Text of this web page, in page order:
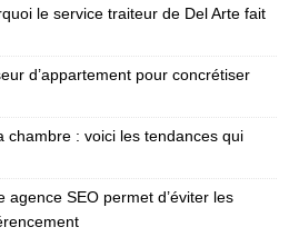
le service traiteur de Del Arte fait
d’appartement pour concrétiser
chambre : voici les tendances qui
agence SEO permet d’éviter les